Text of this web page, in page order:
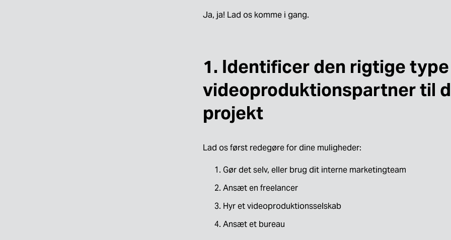
Ja, ja! Lad os komme i gang.
1. Identificer den rigtige type
videoproduktionspartner til
projekt
Lad os først redegøre for dine muligheder:
Gør det selv, eller brug dit interne marketingteam
Ansæt en freelancer
Hyr et videoproduktionsselskab
Ansæt et bureau